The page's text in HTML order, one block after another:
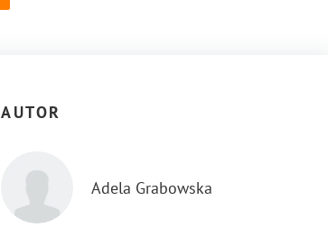
AUTOR
Adela Grabowska